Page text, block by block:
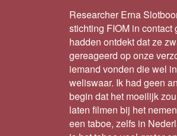
Researcher Erna
stichting FIOM in
hadden ontdekt dat ze
gereageerd op onze
iemand vonden die wel
weliswaar. Ik had geen
begin dat het moeilijk
laten filmen bij het
een taboe, zelfs in